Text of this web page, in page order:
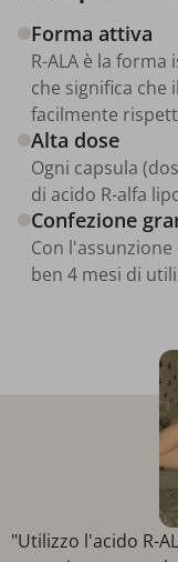
Forma attiva
R-ALA è la
che significa che
facilmente
Alta dose
Ogni capsula
di acido R-alfa
Confezione
Con
ben 4 mesi di
"Utilizzo l'acido R-